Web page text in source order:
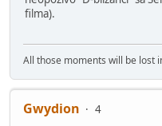
filma).
All those moments will be lost
Gwydion
4